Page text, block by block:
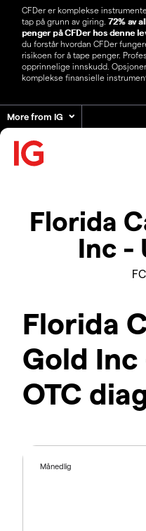
CFDer er komplekse
tap på grunn av giring. 72% av
penger på CFDer hos denne
du forstår hvordan CFDer
risikoen for å tape penger.
opprinnelige innskudd.
komplekse finansielle
More from IG
Florida
Inc -
Florida
Gold Inc
OTC
Månedlig